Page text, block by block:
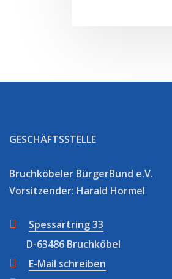
GESCHÄFTSSTELLE
Bruchköbeler BürgerBund e.V.
Vorsitzender: Harald Hormel
Spessartring 33
D-63486 Bruchköbel
E-Mail schreiben